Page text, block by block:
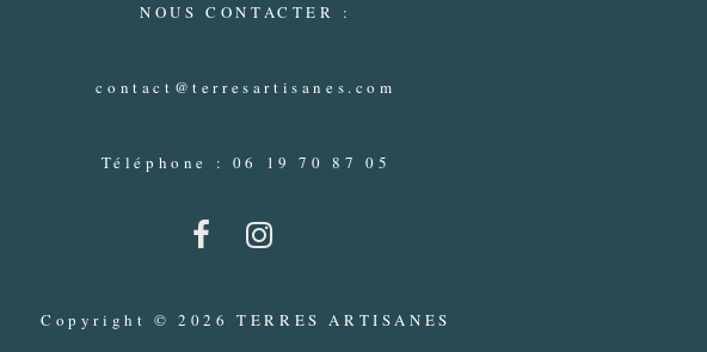
NOUS CONTACTER :
contact@terresartisanes.com
Téléphone : 06 19 70 87 05
Copyright © 2026 TERRES ARTISANES